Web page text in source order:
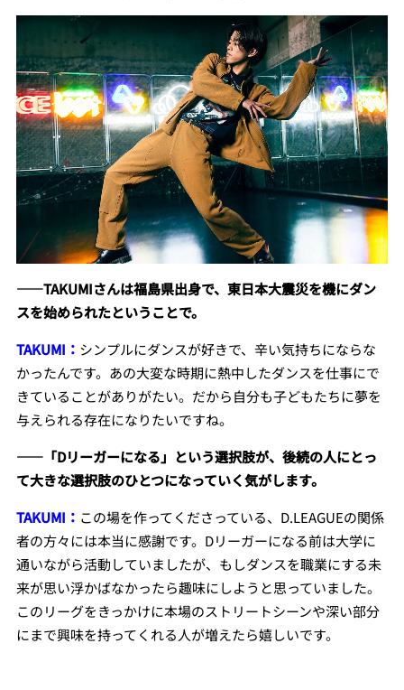
――TAKUMIさんは福島県出身で、東日本大震災を機にダン
スを始められたということで。
TAKUMI： シンプルにダンスが好きで、辛い気持ちにならな
かったんです。あの大変な時期に熱中したダンスを仕事にで
きていることがありがたい。だから自分も子どもたちに夢を
与えられる存在になりたいですね。
――「Dリーガーになる」という選択肢が、後続の人にとっ
て大きな選択肢のひとつになっていく気がします。
TAKUMI： この場を作ってくださっている、D.LEAGUEの関係
者の方々には本当に感謝です。Dリーガーになる前は大学に
通いながら活動していましたが、もしダンスを職業にする未
来が思い浮かばなかったら趣味にしようと思っていました。
このリーグをきっかけに本場のストリートシーンや深い部分
にまで興味を持ってくれる人が増えたら嬉しいです。